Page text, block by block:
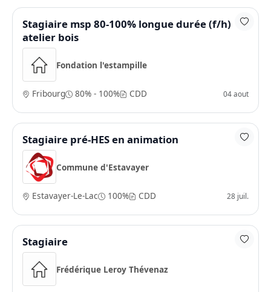
Stagiaire msp 80-100% longue durée (f/h)
atelier bois
Fondation l'estampille
Fribourg 80% - 100% CDD 04 aout
Stagiaire pré-HES en animation
Commune d'Estavayer
Estavayer-Le-Lac 100% CDD 28 juil.
Stagiaire
Frédérique Leroy Thévenaz